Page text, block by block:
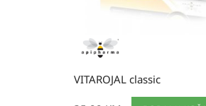
VITAROJAL classic